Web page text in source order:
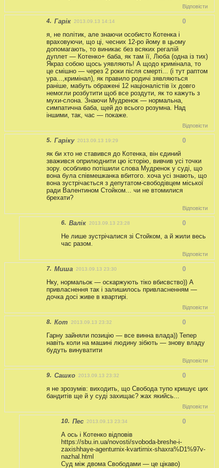
Відповісти
4. Гарік 2013.09.13 14:14
0
я, не політик, але знаючи особисто Котенка і
враховуючи, що ці, чесних 12-ро йому в цьому
допомагають, то виникає без всяких регалій
дуплет — Котенко+ баба, як там її, Люба (одна із тих)
Якраз собою щось уявляють! А щодо кримінала, то
це смішно — через 2 роки після смерті... (і тут раптом
ура...,кримінал), як правило родичі зявляються
раніше, мабуть ображені 12 націоналістів їх довго
немогли розбутити щоб все роздути, як то кажуть з
мухи-слона. Знаючи Мудренок — нормальна,
симпатична баба, щей до всього розумна. Над
іншими, так, час — покаже.
Відповісти
5. Гаріку 2013.09.13 19:29
0
як би хто не ставився до Котенка, він єдиний
зважився оприлюднити цю історію, вивчив усі точки
зору. особливо потішили слова Мудренок у суді, що
вона була співмешканка вбитого. хоча усі знають, що
вона зустрічається з депутатом-свободівцем міської
ради Валентином Стойком... чи не втомилися
брехати?
Відповісти
6. Валік 2013.09.13 23:28
0
Не лише зустрічалися зі Стойком, а й жили весь
час разом.
Відповісти
7. Миша 2013.09.13 23:30
0
Нку, нормальок — оскаржують тіко вбисвство)) А
привласнення так і залишилось привласненням —
дочка досі живе в квартирі.
Відповісти
8. Кот 2013.09.13 23:32
0
Гарну зайняли позицію — все винна влада)) Тепер
навіть коли на машині людину зібють — знову владу
будуть винуватити
Відповісти
9. Сашко 2013.09.13 23:32
0
я не зрозумів: виходить, що Свобода тупо кришує цих
бандитів ще й у суді захищає? жах якийсь...
Відповісти
10. Пес 2013.09.13 23:34
0
А ось і Котенко відповів
https://sbu.in.ua/novosti/svoboda-breshe-i-
zaxishhaye-agenturnix-kvartirnix-shaxra%D1%97v-
nazhal.html
Суд між двома Свободами — це цікаво)